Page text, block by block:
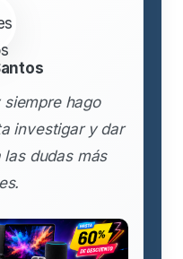
hago
investigar y dar
dudas más